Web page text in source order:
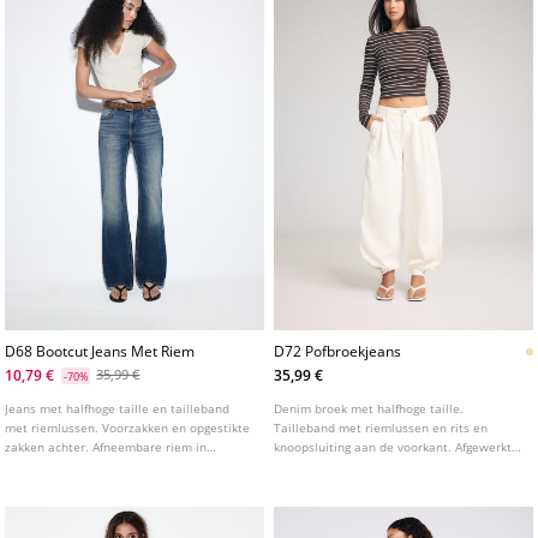
D68 Bootcut Jeans Met Riem
10,79 €
-70% 35,99 €
Jeans met halfhoge taille en tailleband
met riemlussen. Voorzakken en opgestikte
zakken achter. Afneembare riem in
D72 Pofbroekjeans
35,99 €
Denim broek met halfhoge taille.
Tailleband met riemlussen en rits en
knoopsluiting aan de voorkant. Afgewerkte
in verschillende kleuren.